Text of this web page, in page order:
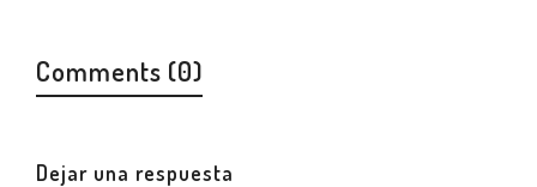
Comments (0)
Dejar una respuesta